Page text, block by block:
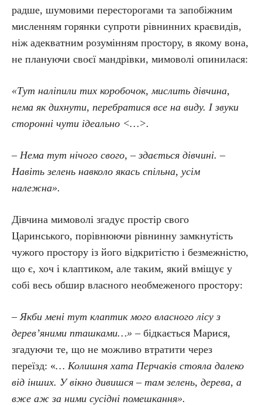
радше, шумовими пересторогами та запобіжним
мисленням горянки супроти рівнинних краєвидів,
ніж адекватним розумінням простору, в якому вона,
не плануючи своєї мандрівки, мимоволі опинилася:
«Тут наліпили тих коробочок, мислить дівчина,
нема як дихнути, перебратися все на виду. І звуки
сторонні чути ідеально <…>.
– Нема тут нічого свого, – здається дівчині. –
Навіть зелень навколо якась спільна, усім
належна».
Дівчина мимоволі згадує простір свого
Царинського, порівнюючи рівнинну замкнутість
чужого простору із його відкритістю і безмежністю,
що є, хоч і клаптиком, але таким, який вміщує у
собі весь обшир власного необмеженого простору:
– Якби мені тут клаптик мого власного лісу з
дерев’яними пташками…» – бідкається Марися,
згадуючи те, що не можливо втратити через
переїзд: «… Колишня хата Перчаків стояла далеко
від інших. У вікно дивишся – там зелень, дерева, а
вже аж за ними сусідні помешкання».